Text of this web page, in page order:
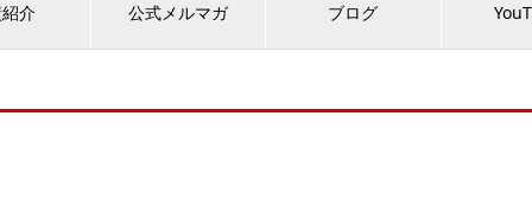
介 公式メルマガ ブログ